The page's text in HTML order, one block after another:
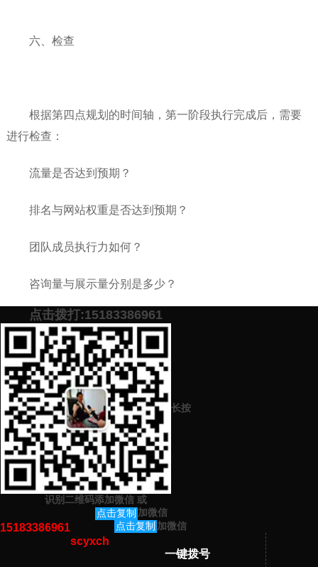
六、检查
根据第四点规划的时间轴，第一阶段执行完成后，需要
进行检查：
流量是否达到预期？
排名与网站权重是否达到预期？
团队成员执行力如何？
咨询量与展示量分别是多少？
预约营销老师 添加微信号：scyxch
案！
上一篇：什么企业需要做品牌策划呢？品牌策划包括什么？
下一篇：如何做好品牌策划打造好的口碑呢？品牌策划怎么扩大影响
力
猜你感兴趣的内容
暂无相关文章！
点击拨打:15183386961
长按
识别二维码添加微信 或
点击复制
15183386961
加微信
点击复制
scyxch
加微信
一键拨号